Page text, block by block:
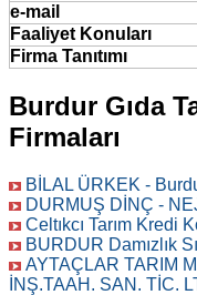
e-mail
Faaliyet Konuları
Firma Tanıtımı
Burdur Gıda
Firmaları
BİLAL ÜRKEK -
DURMUŞ DİNÇ -
Celtıkcı Tarım Kredi
BURDUR Damızlık
AYTAÇLAR TARIM
İNŞ.TAAH. SAN. TİC.